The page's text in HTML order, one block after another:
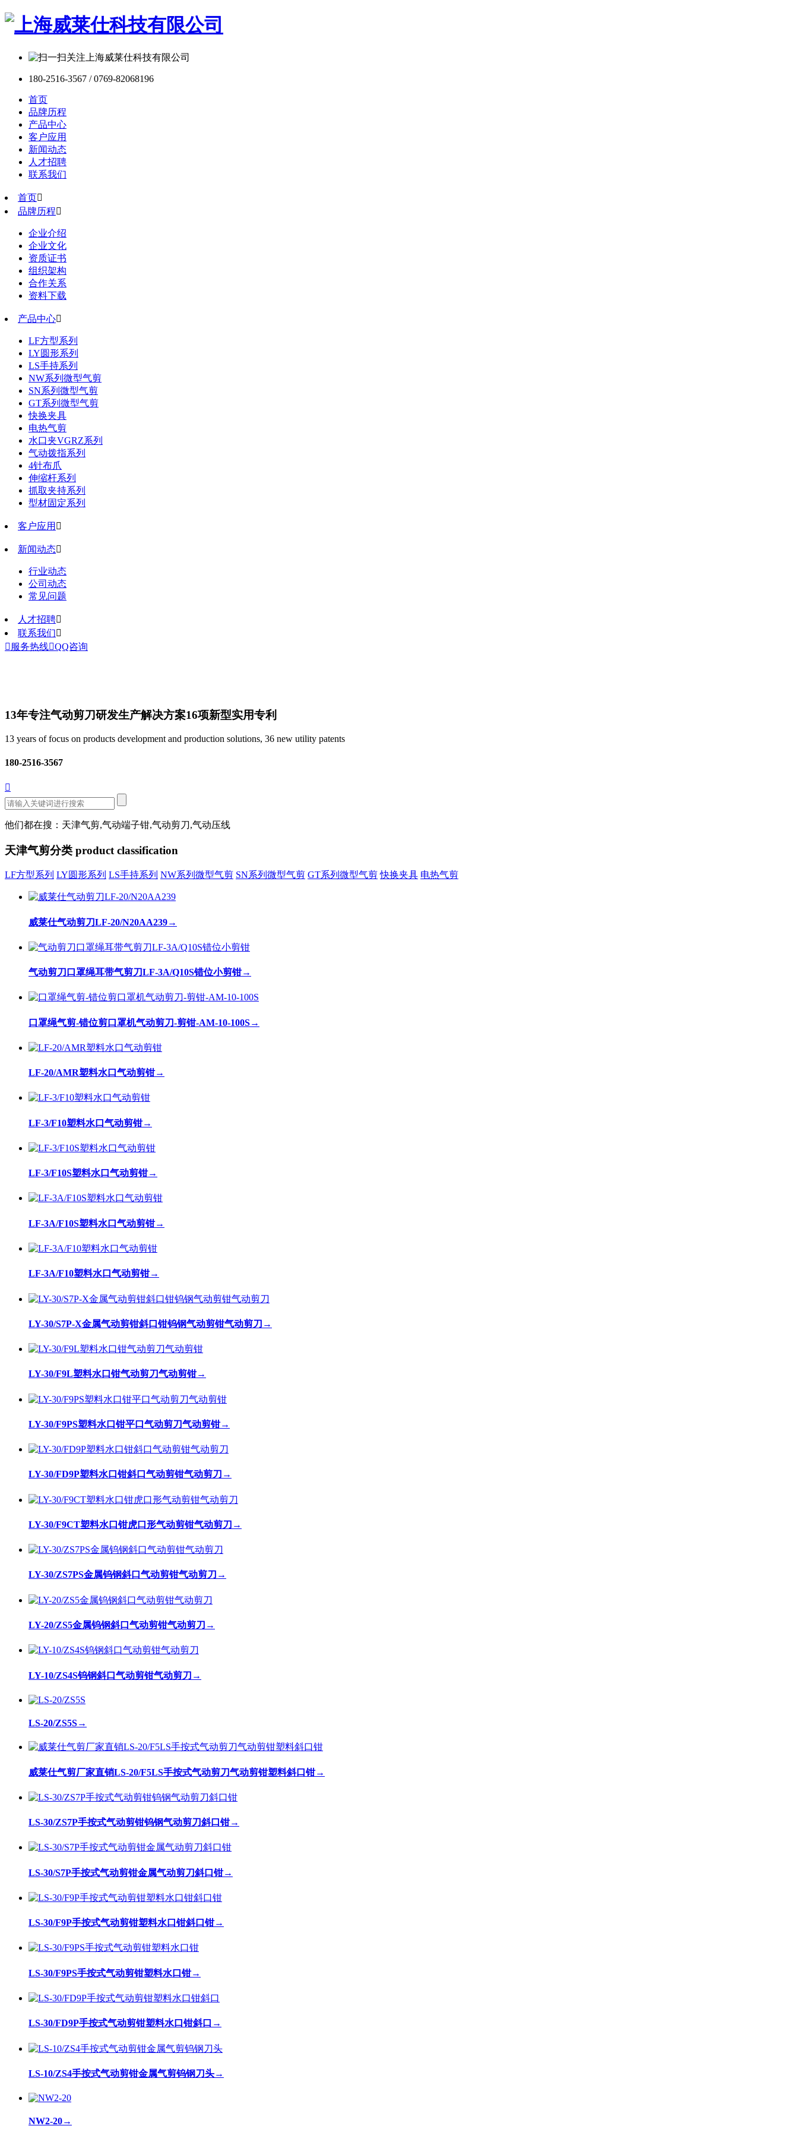
180-2516-3567 / 0769-82068196
首页
品牌历程
产品中心
客户应用
新闻动态
人才招聘
联系我们
首页
品牌历程
企业介绍
企业文化
资质证书
组织架构
合作关系
资料下载
产品中心
LF方型系列
LY圆形系列
LS手持系列
NW系列微型气剪
SN系列微型气剪
GT系列微型气剪
快换夹具
电热气剪
水口夹VGRZ系列
气动拨指系列
4针布爪
伸缩杆系列
抓取夹持系列
型材固定系列
客户应用 
新闻动态
行业动态
公司动态
常见问题
人才招聘
联系我们
 服务热线QQ咨询
13年专注气动剪刀研发生产解决方案16项新型实用专利
13 years of focus on products development and production solutions, 36 new utility patents
180-2516-3567

他们都在搜：天津气剪,气动端子钳,气动剪刀,气动压线
天津气剪分类 product classification
LF方型系列 LY圆形系列 LS手持系列 NW系列微型气剪 SN系列微型气剪 GT系列微型气剪 快换夹具 电热气剪
威莱仕气动剪刀LF-20/N20AA239→
气动剪刀口罩绳耳带气剪刀LF-3A/Q10S错位小剪钳→
口罩绳气剪-错位剪口罩机气动剪刀-剪钳-AM-10-100S→
LF-20/AMR塑料水口气动剪钳→
LF-3/F10塑料水口气动剪钳→
LF-3/F10S塑料水口气动剪钳→
LF-3A/F10S塑料水口气动剪钳→
LF-3A/F10塑料水口气动剪钳→
LY-30/S7P-X金属气动剪钳斜口钳钨钢气动剪钳气动剪刀 →
LY-30/F9L塑料水口钳气动剪刀气动剪钳→
LY-30/F9PS塑料水口钳平口气动剪刀气动剪钳→
LY-30/FD9P塑料水口钳斜口气动剪钳气动剪刀 →
LY-30/F9CT塑料水口钳虎口形气动剪钳气动剪刀 →
LY-30/ZS7PS金属钨钢斜口气动剪钳气动剪刀 →
LY-20/ZS5金属钨钢斜口气动剪钳气动剪刀 →
LY-10/ZS4S钨钢斜口气动剪钳气动剪刀 →
LS-20/ZS5S→
威莱仕气剪厂家直销LS-20/F5LS手按式气动剪刀气动剪钳塑料斜口钳→
LS-30/ZS7P手按式气动剪钳钨钢气动剪刀斜口钳→
LS-30/S7P手按式气动剪钳金属气动剪刀斜口钳→
LS-30/F9P手按式气动剪钳塑料水口钳斜口钳→
LS-30/F9PS手按式气动剪钳塑料水口钳→
LS-30/FD9P手按式气动剪钳塑料水口钳斜口 →
LS-10/ZS4手按式气动剪钳金属气剪钨钢刀头→
NW2-20→